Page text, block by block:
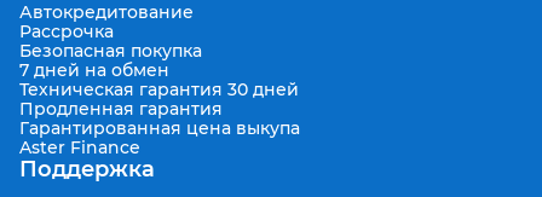
Автокредитование
Рассрочка
Безопасная покупка
7 дней на обмен
Техническая гарантия 30 дней
Продленная гарантия
Гарантированная цена выкупа
Aster Finance
Поддержка